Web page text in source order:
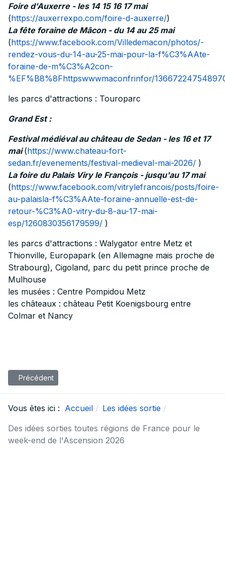
Foire d'Auxerre - les 14 15 16 17 mai
(https://auxerrexpo.com/foire-d-auxerre/)
La fête foraine de Mâcon - du 14 au 25 mai
(https://www.facebook.com/Villedemacon/photos/-
rendez-vous-du-14-au-25-mai-pour-la-f%C3%AAte-
foraine-de-m%C3%A2con-
%EF%B8%8Fhttpswwwmaconfrinfor/
les parcs d'attractions : Touroparc
Grand Est :
Festival médiéval au château de Sedan - les 16 et 17
mai(https://www.chateau-fort-
sedan.fr/evenements/festival-medieval-mai-2026/ )
La foire du Palais Viry le François - jusqu'au 17 mai
(https://www.facebook.com/vitrylefrancois/posts/foire-
au-palaisla-f%C3%AAte-foraine-annuelle-est-de-
retour-%C3%A0-vitry-du-8-au-17-mai-
esp/1260830356179599/ )
les parcs d'attractions : Walygator entre Metz et
Thionville, Europapark (en Allemagne mais proche de
Strabourg), Cigoland, parc du petit prince proche de
Mulhouse
les musées : Centre Pompidou Metz
les châteaux : château Petit Koenigsbourg entre
Colmar et Nancy
Article précédent : Des idées sorties toutes régions de
Précédent
Vous êtes ici : Accueil
Les idées sortie
Des idées sorties toutes régions de France pour le
week-end de l'Ascension 2026